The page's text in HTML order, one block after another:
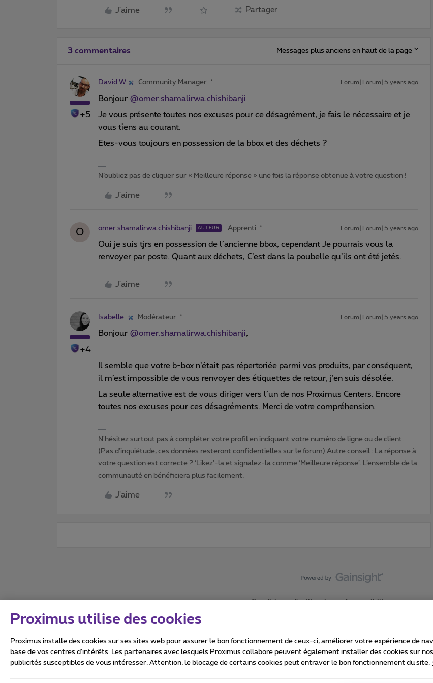
J'aime Partager
3 commentaires Messages plus anciens en haut de la page
+5
David W Community Manager Forum|Forum|5 years ago
Bonjour @omer.shamalirwa.chishibanji
Je vous présente toutes nos excuses pour ce désagrément, je fais le nécessaire et je
vous tiens au courant.
Etes-vous toujours en possession de la bbox et des déchets ?
N’oubliez pas de cliquer sur « Meilleure réponse » une fois la réponse obtenue à votre question !
J'aime
O omer.shamalirwa.chishibanji AUTEUR Apprenti Forum|Forum|5 years ago
Oui je suis tjrs en possession de l’ancienne bbox, cependant Je pourrais vous la
renvoyer par poste. Quant aux déchets, C’est dans la poubelle qu’ils ont été jetés.
J'aime
+4
Isabelle. Modérateur Forum|Forum|5 years ago
Bonjour @omer.shamalirwa.chishibanji,
Il semble que votre b-box n’était pas répertoriée parmi vos produits, par conséquent,
il m’est impossible de vous renvoyer des étiquettes de retour, j’en suis désolée.
La seule alternative est de vous diriger vers l’un de nos Proximus Centers. Encore
toutes nos excuses pour ces désagréments. Merci de votre compréhension.
N'hésitez surtout pas à compléter votre profil en indiquant votre numéro de ligne ou de client.
(Pas d'inquiétude, ces données resteront confidentielles sur le forum) Autre conseil : La réponse à
votre question est correcte ? ‘Likez’-la et signalez-la comme ‘Meilleure réponse’. L’ensemble de la
communauté en bénéficiera plus facilement.
J'aime
Conditions d'utilisation Accessibility statement
Tous droits réservés. ©2026Proximus
Proximus utilise des cookies
Proximus installe des cookies sur ses sites web pour assurer le bon fonctionnement de ceux-ci, améliorer votre expérience de
base de vos centres d’intérêts. Les partenaires avec lesquels Proximus collabore peuvent également installer des cookies sur
publicités susceptibles de vous intéresser. Attention, le blocage de certains cookies peut entraver le bon fonctionnement du site.